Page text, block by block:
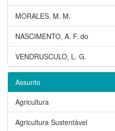
MORALES, M. M.
NASCIMENTO, A. F. do
VENDRUSCULO, L. G.
Assunto
Agricultura
Agricultura Sustentável